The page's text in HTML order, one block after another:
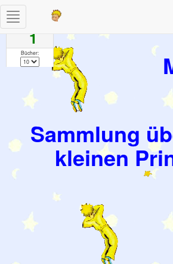
Sammlung
kleinen
Toggle
navigation
Seiten
1
Bücher: